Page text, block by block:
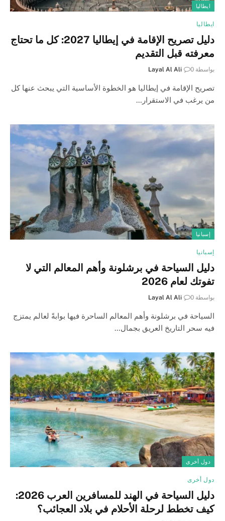
ايطاليا
ايطاليا
دليل تصريح الإقامة في إيطاليا 2027: كل ما تحتاج
معرفته قبل التقديم
بواسطة Layal Al Ali 0
تصريح الإقامة في إيطاليا هو الخطوة الأساسية التي يبحث عنها كل
من يرغب في الاستقرار…
إسبانيا
إسبانيا
دليل السياحة في برشلونة وأهم المعالم التي لا
تفوتك لعام 2026
بواسطة Layal Al Ali 0
السياحة في برشلونة وأهم المعالم الساحرة فيها بوابةً لعالم يمتزج
فيه سحر التاريخ العريق بجمال…
دول أخرى
دول أخرى
دليل السياحة في الهند للمسافرين العرب 2026:
كيف تخطط لرحلة الأحلام في بلاد العجائب؟